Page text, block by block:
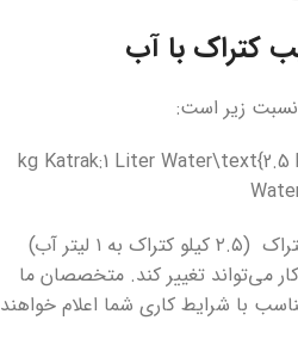
نسبت زیر است:
2.5 kg Katrak:1 Liter
البته این نسبت میزان مصرف کتراک (۲.۵ کیلو کتراک به ۱ لیتر آب)
می‌تواند تغییر کند. متخصصان ما
با شرایط کاری شما اعلام خواهند